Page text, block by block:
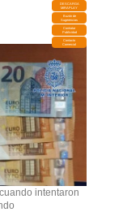
DESCARGA
MIRAPLAY
Buzón de
Sugerencias
Contratar
Publicidad
Contacto
Comercial
intentaron